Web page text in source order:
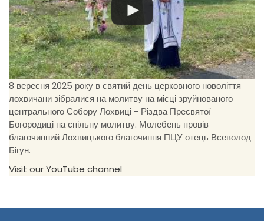
8 вересня 2025 року в святий день церковного новоліття
лохвичани зібралися на молитву на місці зруйнованого
центрального Собору Лохвиці - Різдва Пресвятої
Богородиці на спільну молитву. Молебень провів
благочинний Лохвицького благочиння ПЦУ отець Всеволод
Бігун.
Visit our YouTube channel